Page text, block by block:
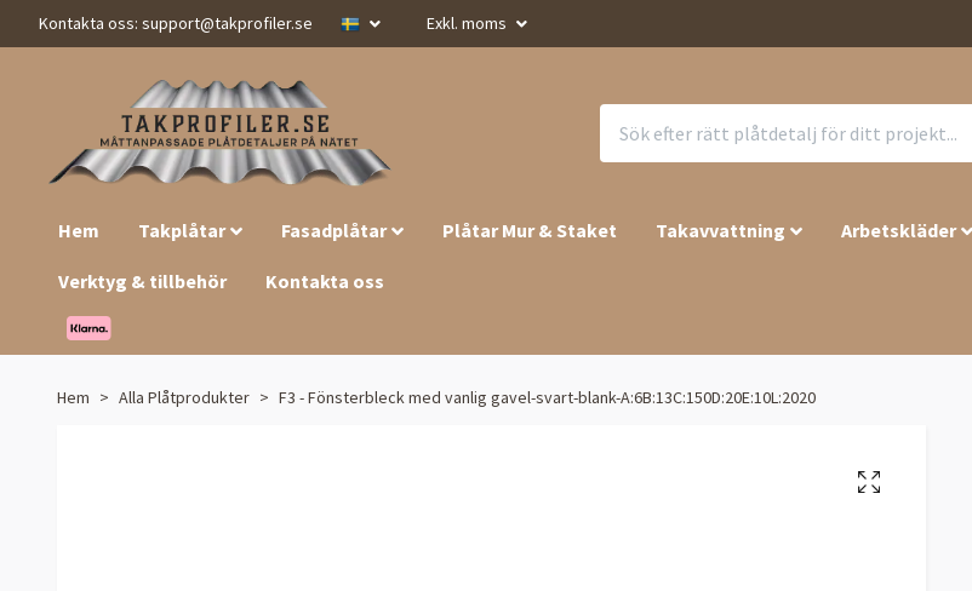
Kontakta oss: support@takprofiler.se Exkl. moms
Hem Takplåtar Fasadplåtar Plåtar Mur & Staket Takavvattning Arbetskläder
Verktyg & tillbehör Kontakta oss
Hem Alla Plåtprodukter F3 - Fönsterbleck med vanlig gavel-svart-blank-A:6B:13C:150D:20E:10L:2020